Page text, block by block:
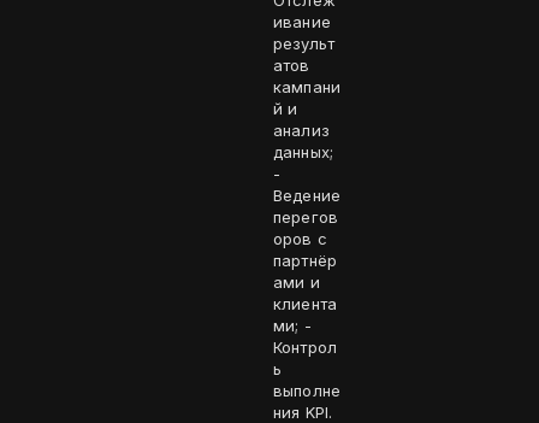
ивание
результ
атов
кампани
й и
анализ
данных;
-
Ведение
перегов
оров с
партнёр
ами и
клиента
ми; -
Контрол
ь
выполне
ния KPI.